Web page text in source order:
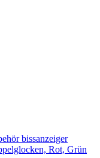
bissanzeiger
Rot, Grün